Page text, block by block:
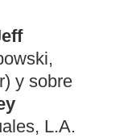
y sobre
L.A.